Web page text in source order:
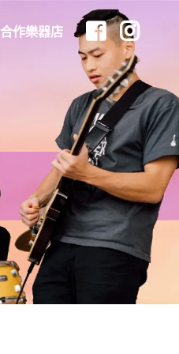
合作樂器店